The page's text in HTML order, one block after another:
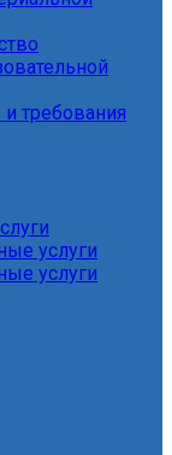
требования
услуги
услуги